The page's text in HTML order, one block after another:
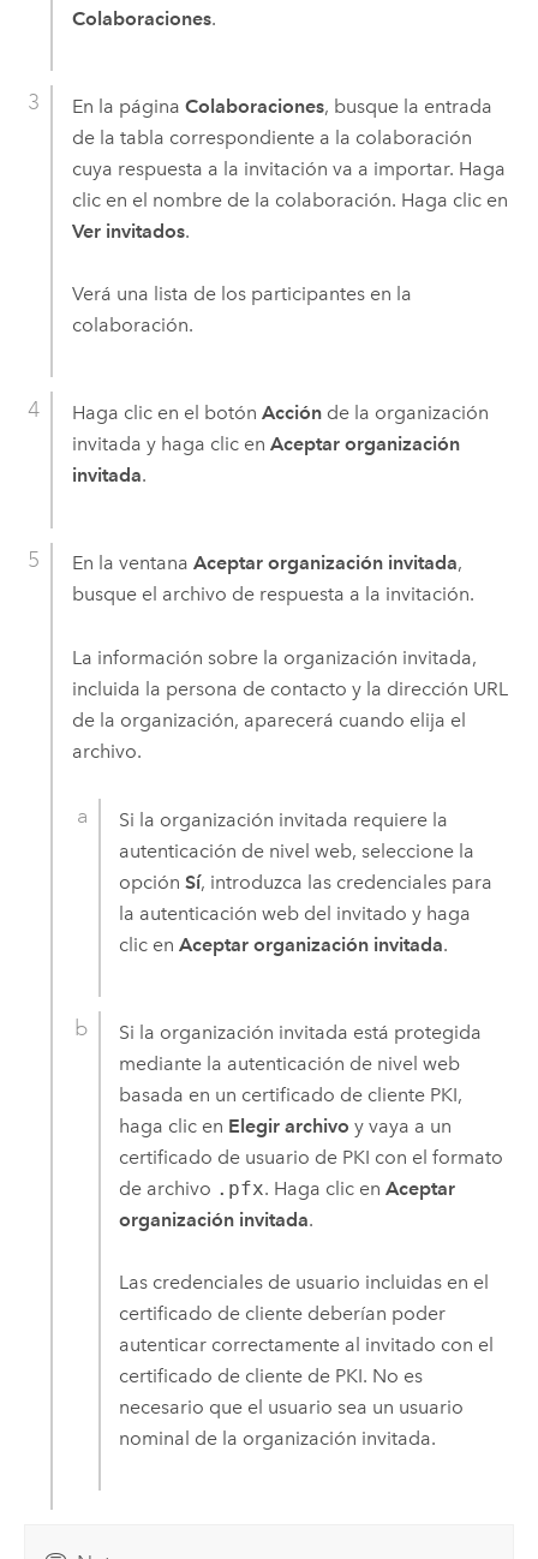
Colaboraciones.
En la página Colaboraciones, busque la entrada
de la tabla correspondiente a la colaboración
cuya respuesta a la invitación va a importar. Haga
clic en el nombre de la colaboración. Haga clic en
Ver invitados.
Verá una lista de los participantes en la
colaboración.
Haga clic en el botón Acciónde la organización
invitada y haga clic en Aceptar organización
invitada.
En la ventana Aceptar organización invitada,
busque el archivo de respuesta a la invitación.
La información sobre la organización invitada,
incluida la persona de contacto y la dirección URL
de la organización, aparecerá cuando elija el
archivo.
Si la organización invitada requiere la
autenticación de nivel web, seleccione la
opciónSí, introduzca las credenciales para
la autenticación web del invitado y haga
clic enAceptar organización invitada.
Si la organización invitada está protegida
mediante la autenticación de nivel web
basada en un certificado de cliente PKI,
haga clic en Elegir archivo y vaya a un
certificado de usuario de PKI con el formato
de archivo .pfx. Haga clic enAceptar
organización invitada.
Las credenciales de usuario incluidas en el
certificado de cliente deberían poder
autenticar correctamente al invitado con el
certificado de cliente de PKI. No es
necesario que el usuario sea un usuario
nominal de la organización invitada.